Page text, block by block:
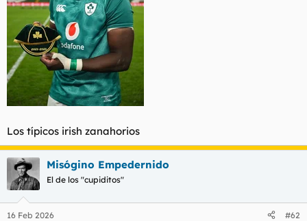
Los típicos irish zanahorios
Misógino Empedernido
El de los "cupiditos"
16 Feb 2026 #62